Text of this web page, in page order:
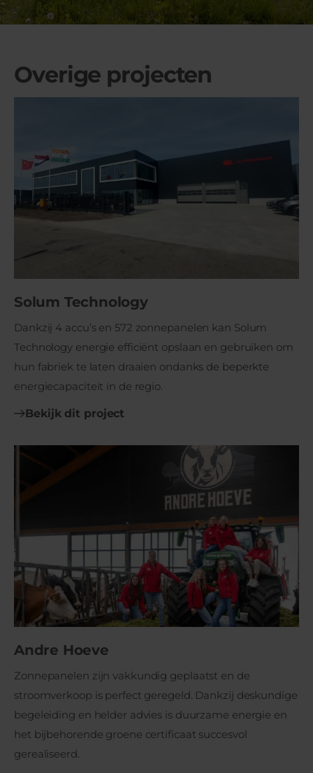
Overige projecten
Solum Technology
Dankzij 4 accu’s en 572 zonnepanelen kan Solum
Technology energie efficiënt opslaan en gebruiken om
hun fabriek te laten draaien ondanks de beperkte
energiecapaciteit in de regio.
Bekijk dit project
Andre Hoeve
Zonnepanelen zijn vakkundig geplaatst en de
stroomverkoop is perfect geregeld. Dankzij deskundige
begeleiding en helder advies is duurzame energie en
het bijbehorende groene certificaat succesvol
gerealiseerd.